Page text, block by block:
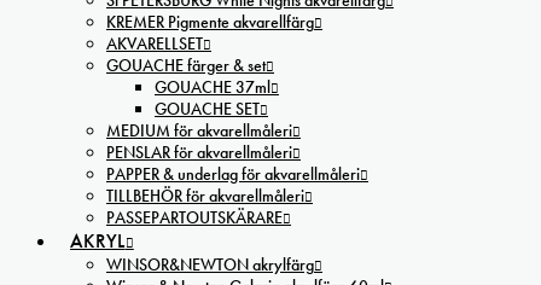
KREMER Pigmente akvarellfärg
AKVARELLSET
GOUACHE färger & set
GOUACHE 37ml
GOUACHE SET
MEDIUM för akvarellmåleri
PENSLAR för akvarellmåleri
PAPPER & underlag för akvarellmåleri
TILLBEHÖR för akvarellmåleri
PASSEPARTOUTSKÄRARE
AKRYL
WINSOR&NEWTON akrylfärg